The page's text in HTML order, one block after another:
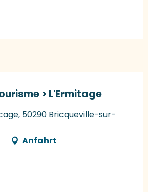
> L'Ermitage
50290 Bricqueville-sur-
Anfahrt